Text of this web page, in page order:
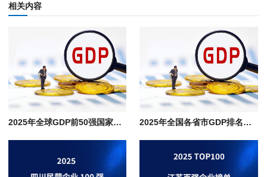
相关内容
2025年全球GDP前50强国家，世界各国内生产总值排名榜单与主要产业分布 2025年全国各省市GDP排名及头部城市数据一览，广东、江苏、山东稳居前三